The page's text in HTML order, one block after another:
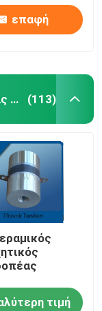
επαφή
Πολυ υπερηχητικός μετατροπέας συχνότητας (113)
τιμή